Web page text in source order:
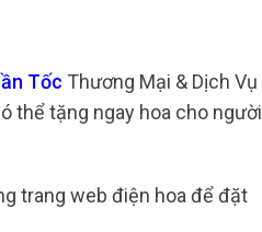
Tốc Thương Mại & Dịch Vụ
thể tặng ngay hoa cho người
trang web điện hoa để đặt